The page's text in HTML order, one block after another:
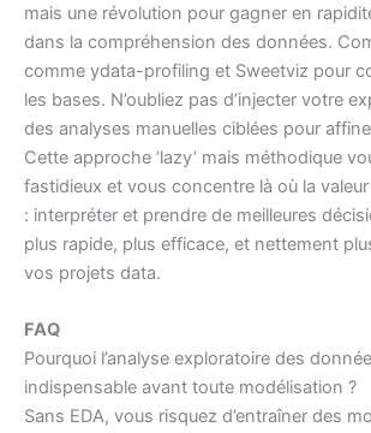
mais une révolution pour gagner en
dans la compréhension des données.
comme ydata-profiling et Sweetviz pour
les bases. N’oubliez pas d’injecter votre
des analyses manuelles ciblées pour
Cette approche ‘lazy’ mais méthodique
fastidieux et vous concentre là où la
: interpréter et prendre de meilleures
plus rapide, plus efficace, et nettement
vos projets data.
FAQ
Pourquoi l’analyse exploratoire des
indispensable avant toute modélisation ?
Sans EDA, vous risquez d’entraîner des